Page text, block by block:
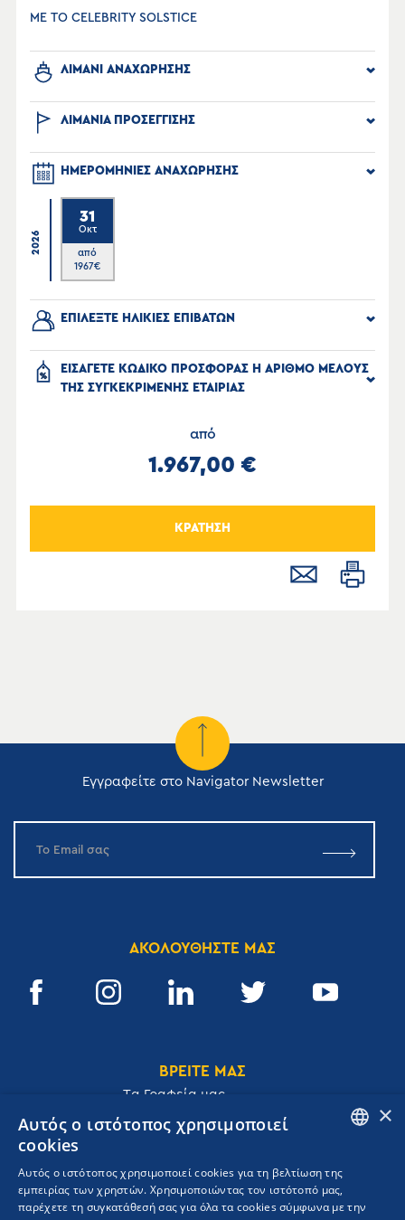
ΜΕ ΤΟ CELEBRITY SOLSTICE
ΛΙΜΑΝΙ ΑΝΑΧΩΡΗΣΗΣ
ΛΙΜΑΝΙΑ ΠΡΟΣΕΓΓΙΣΗΣ
ΗΜΕΡΟΜΗΝΙΕΣ ΑΝΑΧΩΡΗΣΗΣ
2026
31
Οκτ
από
1967€
ΕΠΙΛΕΞΤΕ ΗΛΙΚΙΕΣ ΕΠΙΒΑΤΩΝ
ΕΙΣΑΓΕΤΕ ΚΩΔΙΚΟ ΠΡΟΣΦΟΡΑΣ Η ΑΡΙΘΜΟ ΜΕΛΟΥΣ
ΤΗΣ ΣΥΓΚΕΚΡΙΜΕΝΗΣ ΕΤΑΙΡΙΑΣ
από
1.967,00 €
ΚΡΑΤΗΣΗ
Εγγραφείτε στο Navigator Newsletter
ΑΚΟΛΟΥΘΗΣΤΕ ΜΑΣ
ΒΡΕΙΤΕ ΜΑΣ
Tα Γραφεία μας
Ακαδημίας 32, 106 72, Αθήνα, Ελλάδα
T. +30 210 3609801
GREEK
×
Αυτός ο ιστότοπος χρησιμοποιεί
cookies
Αυτός ο ιστότοπος χρησιμοποιεί cookies για τη βελτίωση της
εμπειρίας των χρηστών. Χρησιμοποιώντας τον ιστότοπό μας,
παρέχετε τη συγκατάθεσή σας για όλα τα cookies σύμφωνα με την